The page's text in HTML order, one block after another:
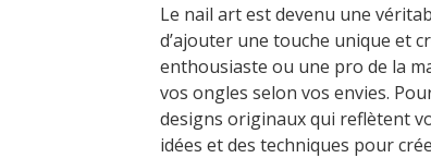
Le nail art est devenu une
d’ajouter une touche unique et
enthousiaste ou une pro de la
vos ongles selon vos envies.
designs originaux qui reflètent
idées et des techniques pour